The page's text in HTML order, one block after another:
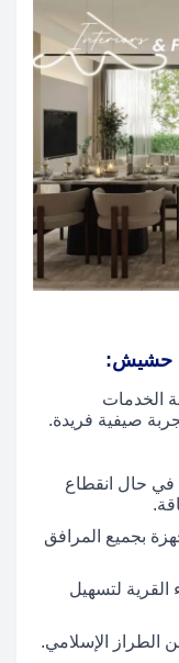
حشيش:
الخدمات
صيفية فريدة.
في حال انقطاع
بجميع المرافق
لتسهيل
الطراز الإسلامي.